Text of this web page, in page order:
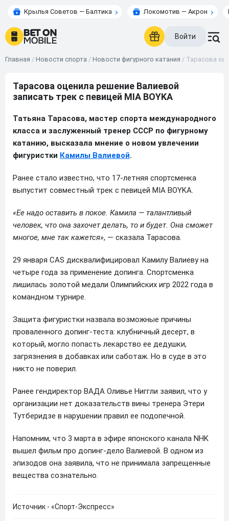
Крылья Советов — Балтика Локомотив — Акрон
Войти
Главная / Новости спорта / Новости фигурного катания / Тарасова
Тарасова оценила решение Валиевой
записать трек с певицей MIA BOYKA
Татьяна Тарасова, мастер спорта международного
класса и заслуженный тренер СССР по фигурному
катанию, высказала мнение о новом увлечении
фигуристки Камилы Валиевой.
Ранее стало известно, что 17-летняя спортсменка
выпустит совместный трек с певицей MIA BOYKA.
«Ее надо оставить в покое. Камила — талантливый
человек, что она захочет делать, то и будет. Она сможет
многое, мне так кажется», — сказала Тарасова.
29 января CAS дисквалифицировал Камилу Валиеву на
четыре года за применение допинга. Спортсменка
лишилась золотой медали Олимпийских игр 2022 года в
командном турнире.
Защита фигуристки назвала возможные причины
проваленного допинг-теста: клубничный десерт, в
который, могло попасть лекарство ее дедушки,
загрязнения в добавках или саботаж. Но в суде в это
никто не поверил.
Ранее гендиректор ВАДА Оливье Ниггли заявил, что у
организации нет доказательств вины тренера Этери
Тутберидзе в нарушении правил ее подопечной.
Напомним, что 3 марта в эфире японского канала NHK
вышел фильм про допинг-дело Валиевой. В одном из
эпизодов она заявила, что не принимала запрещенные
вещества сознательно.
Источник - «Спорт-Экспресс»